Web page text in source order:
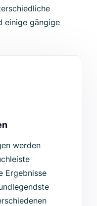
einige gängige
werden
Ergebnisse